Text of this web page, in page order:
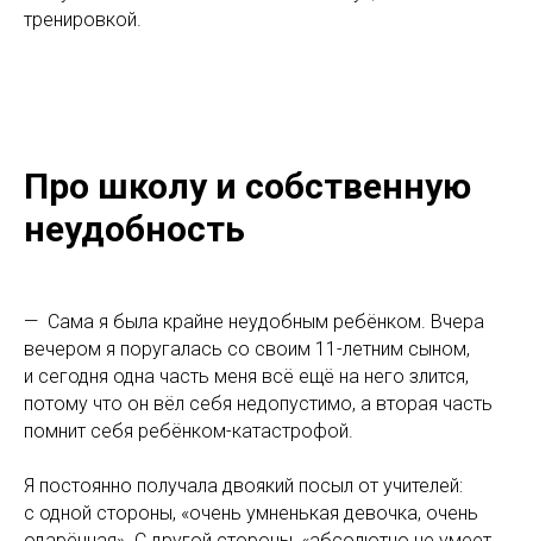
тренировкой.
Про школу и собственную
неудобность
— Сама я была крайне неудобным ребёнком. Вчера
вечером я поругалась со своим 11-летним сыном,
и сегодня одна часть меня всё ещё на него злится,
потому что он вёл себя недопустимо, а вторая часть
помнит себя ребёнком-катастрофой.
Я постоянно получала двоякий посыл от учителей:
с одной стороны, «очень умненькая девочка, очень